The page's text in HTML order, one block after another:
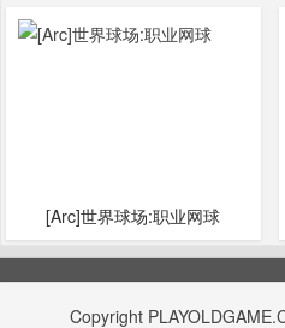
[Arc]世界球场:职业网球
Copyright